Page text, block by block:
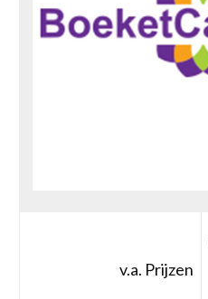
v.a. Prijzen